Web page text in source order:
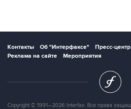
Контакты Об "Интерфаксе" Пресс-центр
Реклама на сайте
Мероприятия
Copyright © 1991—2026 Interfax. Все права